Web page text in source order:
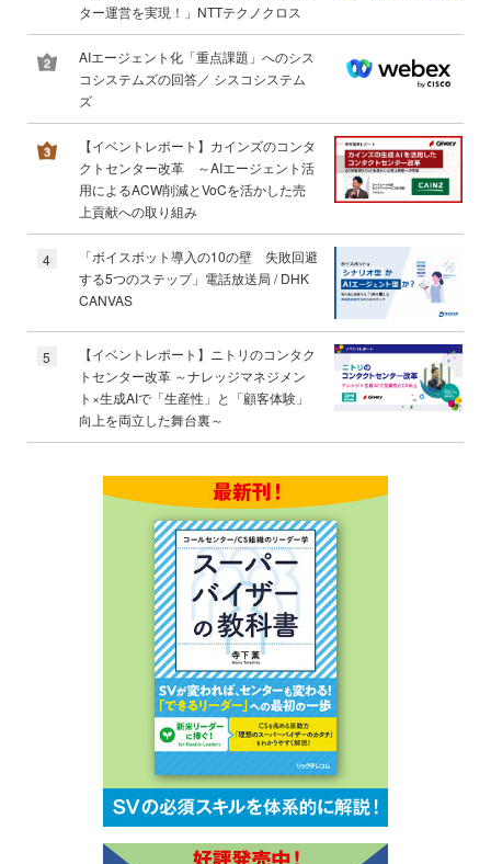
ター運営を実現！」NTTテクノクロス
AIエージェント化「重点課題」へのシス
コシステムズの回答／ シスコシステム
ズ
【イベントレポート】カインズのコンタ
クトセンター改革 ～AIエージェント活
用によるACW削減とVoCを活かした売
上貢献への取り組み
4
「ボイスボット導入の10の壁 失敗回避
する5つのステップ」電話放送局 / DHK
CANVAS
5
【イベントレポート】ニトリのコンタク
トセンター改革 ～ナレッジマネジメン
ト×生成AIで「生産性」と「顧客体験」
向上を両立した舞台裏～